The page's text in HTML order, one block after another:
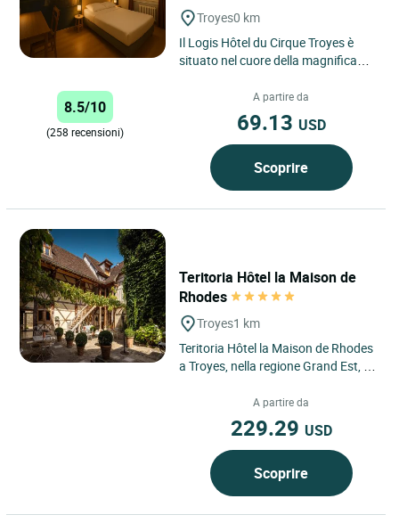
Troyes0 km
Il Logis Hôtel du Cirque Troyes è
situato nel cuore della magnifica
a soggiornare...
8.5/10
(258 recensioni)
A partire da
69.13 USD
Scoprire
Teritoria Hôtel la Maison de
Rhodes
Troyes1 km
Teritoria Hôtel la Maison de Rhodes
a Troyes, nella regione Grand Est, è
cuore del centro...A partire da
229.29 USD
Scoprire